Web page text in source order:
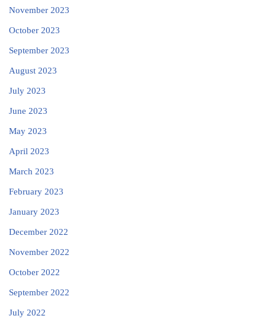
November 2023
October 2023
September 2023
August 2023
July 2023
June 2023
May 2023
April 2023
March 2023
February 2023
January 2023
December 2022
November 2022
October 2022
September 2022
July 2022